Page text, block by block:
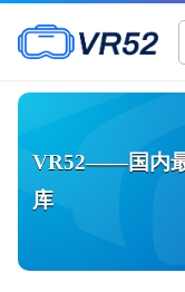
VR52——国内
库